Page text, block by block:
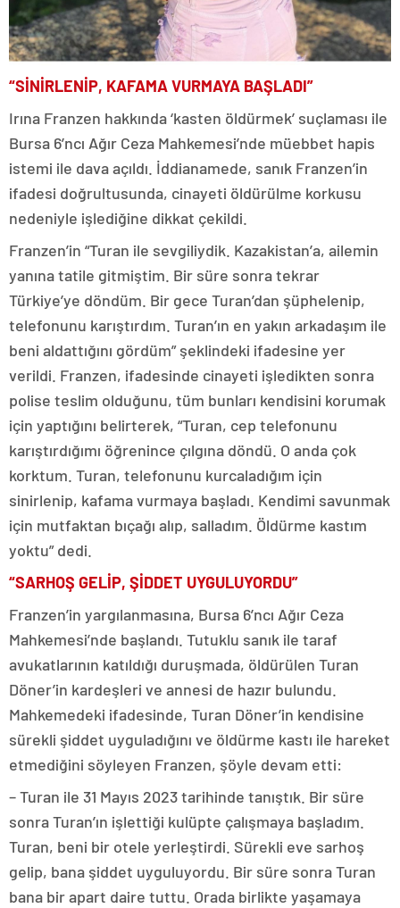
“SİNİRLENİP, KAFAMA VURMAYA BAŞLADI”
Irına Franzen hakkında ‘kasten öldürmek’ suçlaması ile
Bursa 6’ncı Ağır Ceza Mahkemesi’nde müebbet hapis
istemi ile dava açıldı. İddianamede, sanık Franzen’in
ifadesi doğrultusunda, cinayeti öldürülme korkusu
nedeniyle işlediğine dikkat çekildi.
Franzen’in “Turan ile sevgiliydik. Kazakistan’a, ailemin
yanına tatile gitmiştim. Bir süre sonra tekrar
Türkiye’ye döndüm. Bir gece Turan’dan şüphelenip,
telefonunu karıştırdım. Turan’ın en yakın arkadaşım ile
beni aldattığını gördüm” şeklindeki ifadesine yer
verildi. Franzen, ifadesinde cinayeti işledikten sonra
polise teslim olduğunu, tüm bunları kendisini korumak
için yaptığını belirterek, “Turan, cep telefonunu
karıştırdığımı öğrenince çılgına döndü. O anda çok
korktum. Turan, telefonunu kurcaladığım için
sinirlenip, kafama vurmaya başladı. Kendimi savunmak
için mutfaktan bıçağı alıp, salladım. Öldürme kastım
yoktu” dedi.
“SARHOŞ GELİP, ŞİDDET UYGULUYORDU”
Franzen’in yargılanmasına, Bursa 6’ncı Ağır Ceza
Mahkemesi’nde başlandı. Tutuklu sanık ile taraf
avukatlarının katıldığı duruşmada, öldürülen Turan
Döner’in kardeşleri ve annesi de hazır bulundu.
Mahkemedeki ifadesinde, Turan Döner’in kendisine
sürekli şiddet uyguladığını ve öldürme kastı ile hareket
etmediğini söyleyen Franzen, şöyle devam etti:
– Turan ile 31 Mayıs 2023 tarihinde tanıştık. Bir süre
sonra Turan’ın işlettiği kulüpte çalışmaya başladım.
Turan, beni bir otele yerleştirdi. Sürekli eve sarhoş
gelip, bana şiddet uyguluyordu. Bir süre sonra Turan
bana bir apart daire tuttu. Orada birlikte yaşamaya